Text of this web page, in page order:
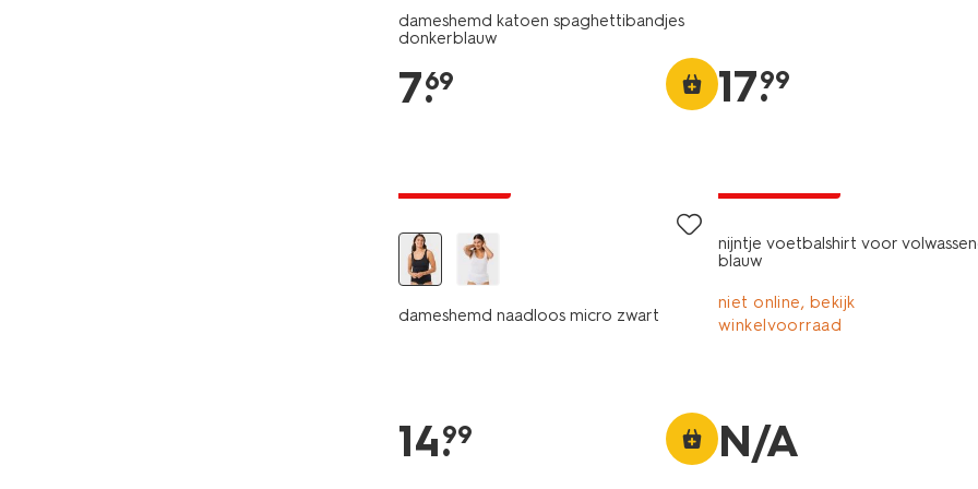
dameshemd katoen spaghettibandjes
donkerblauw
7.
69 17.
99
dameshemd naadloos micro zwart
14.
99
nijntje voetbalshirt voor
blauw
niet online, bekijk
winkelvoorraad
N/A